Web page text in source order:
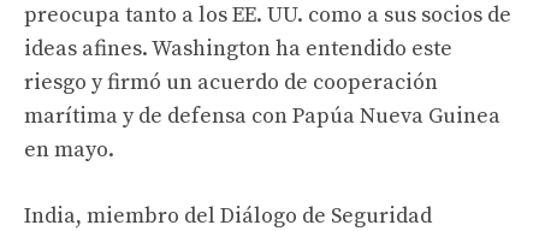
preocupa tanto a los EE. UU. como a sus socios de
ideas afines. Washington ha entendido este
riesgo y firmó un acuerdo de cooperación
marítima y de defensa con Papúa Nueva Guinea
en mayo.
India, miembro del Diálogo de Seguridad